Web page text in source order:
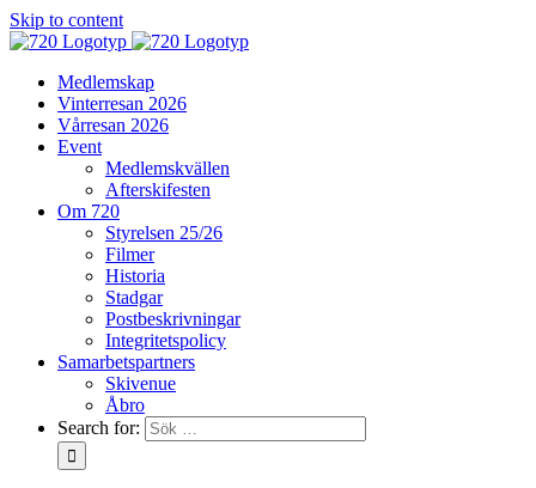
Skip to content
Medlemskap
Vinterresan 2026
Vårresan 2026
Event
Medlemskvällen
Afterskifesten
Om 720
Styrelsen 25/26
Filmer
Historia
Stadgar
Postbeskrivningar
Integritetspolicy
Samarbetspartners
Skivenue
Åbro
Search for: